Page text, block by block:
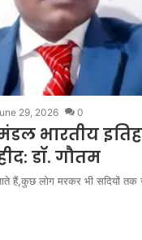
29, 2026 0
भारतीय
डॉ. गौतम
हैं,कुछ लोग मरकर भी सदियों तक